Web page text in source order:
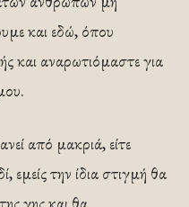
και εδώ, όπου
και αναρωτιόμαστε για
από μακριά, είτε
εμείς την ίδια στιγμή θα